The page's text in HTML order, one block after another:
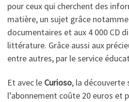
pour ceux qui cherchent des
matière, un sujet grâce
documentaires et aux 4 000 CD
littérature. Grâce aussi aux
entre autres, par le service
Et avec le Curioso, la découverte
l’abonnement coûte 20 euros et